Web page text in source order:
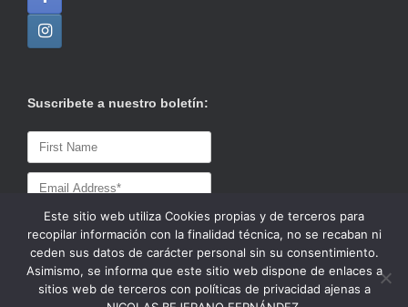
Suscribete a nuestro boletín:
Este sitio web utiliza Cookies propias y de terceros para
recopilar información con la finalidad técnica, no se recaban ni
ceden sus datos de carácter personal sin su consentimiento.
Asimismo, se informa que este sitio web dispone de enlaces a
sitios web de terceros con políticas de privacidad ajenas a